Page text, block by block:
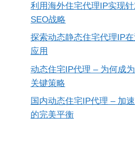
利用海外住宅代理IP实现
SEO战略
探索动态静态住宅代理IP
应用
动态住宅IP代理 – 为何成
关键策略
国内动态住宅IP代理 – 加
的完美平衡